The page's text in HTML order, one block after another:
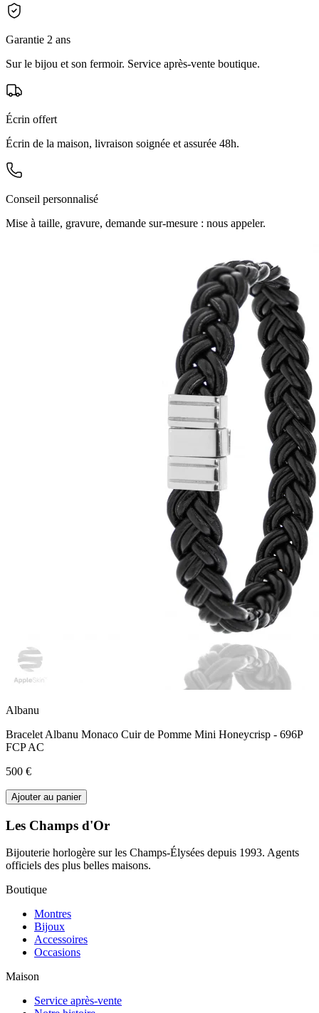
Garantie 2 ans
Sur le bijou et son fermoir. Service après-vente boutique.
Écrin offert
Écrin de la maison, livraison soignée et assurée 48h.
Conseil personnalisé
Mise à taille, gravure, demande sur-mesure : nous appeler.
Albanu
Bracelet Albanu Monaco Cuir de Pomme Mini Honeycrisp - 696P
FCP AC
500 €
Ajouter au panier
Les Champs d'Or
Bijouterie horlogère sur les Champs-Élysées depuis 1993. Agents
officiels des plus belles maisons.
Boutique
Montres
Bijoux
Accessoires
Occasions
Maison
Service après-vente